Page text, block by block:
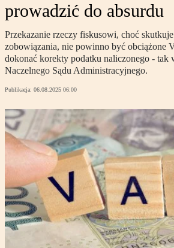
prowadzić do absurdu
Przekazanie rzeczy fiskusowi, choć
zobowiązania, nie powinno być obciążone
dokonać korekty podatku naliczonego - tak
Naczelnego Sądu Administracyjnego.
Publikacja: 06.08.2025 06:00